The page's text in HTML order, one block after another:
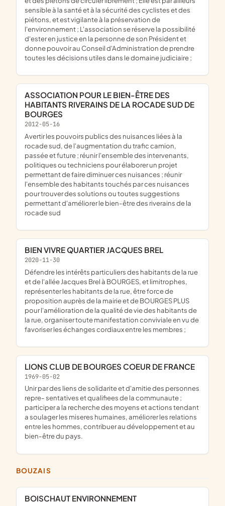
sensible à la santé et à la sécurité des cyclistes et des
piétons, et est vigilante à la préservation de
l'environnement ; L'association se réserve la possibilité
d'ester en justice en la personne de son Président et
donne pouvoir au Conseil d'Administration de prendre
toutes les décisions utiles dans le domaine judiciaire ;
ASSOCIATION POUR LE BIEN-ÊTRE DES
HABITANTS RIVERAINS DE LA ROCADE SUD DE
BOURGES
2012-05-16
avertir les pouvoirs publics des nuisances liées à la
rocade sud, de l'augmentation du trafic camion,
passée et future ; réunir l'ensemble des intervenants,
politiques ou techniciens pour élaborer un projet
permettant de faire diminuer ces nuisances ; réunir
l'ensemble des habitants touchés par ces nuisances
pour trouver des solutions ou toutes suggestions
permettant d'améliorer le bien-être des riverains de la
rocade sud
BIEN VIVRE QUARTIER JACQUES BREL
2020-11-30
défendre les intérêts particuliers des habitants de la rue
et de l'allée Jacques Brel à BOURGES, et limitrophes,
représenter les habitants de la rue, être force de
proposition auprès de la mairie et de BOURGES PLUS
pour l'amélioration de la qualité de vie des habitants de
la rue, organiser toute manifestation conviviale en vu de
favoriser les échanges cordiaux entre les membres ;
LIONS CLUB DE BOURGES COEUR DE FRANCE
1969-05-02
Unir par des liens de solidarite et d'amitie des personnes
repre- sentatives et qualifiees de la communaute ;
participer a la recherche des moyens et actions tendant
a soulager les miseres humaines, améliorer les relations
entre les hommes, contribuer au développement et au
bien-être du pays.
BOUZAIS
BOISCHAUT ENVIRONNEMENT